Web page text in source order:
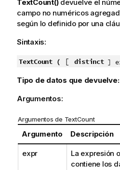
TextCount()devuelve el
campo no numéricos
según lo definido por una
Sintaxis:
TextCount ( [ distinct]
Tipo de datos que devuelve:
Argumentos:
Argumentos de TextCount
Argumento Descripción
expr
La expresión
contiene los